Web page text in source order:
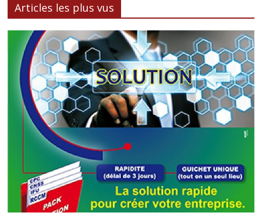
Articles les plus vus